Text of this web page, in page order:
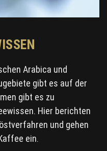
Arabica und
gibt es auf der
gibt es zu
Hier berichten
und gehen
ein.